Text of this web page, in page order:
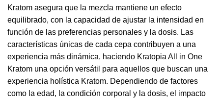
Kratom asegura que la mezcla mantiene un efecto
equilibrado, con la capacidad de ajustar la intensidad en
función de las preferencias personales y la dosis. Las
características únicas de cada cepa contribuyen a una
experiencia más dinámica, haciendo Kratopia All in One
Kratom una opción versátil para aquellos que buscan una
experiencia holística Kratom. Dependiendo de factores
como la edad, la condición corporal y la dosis, el impacto